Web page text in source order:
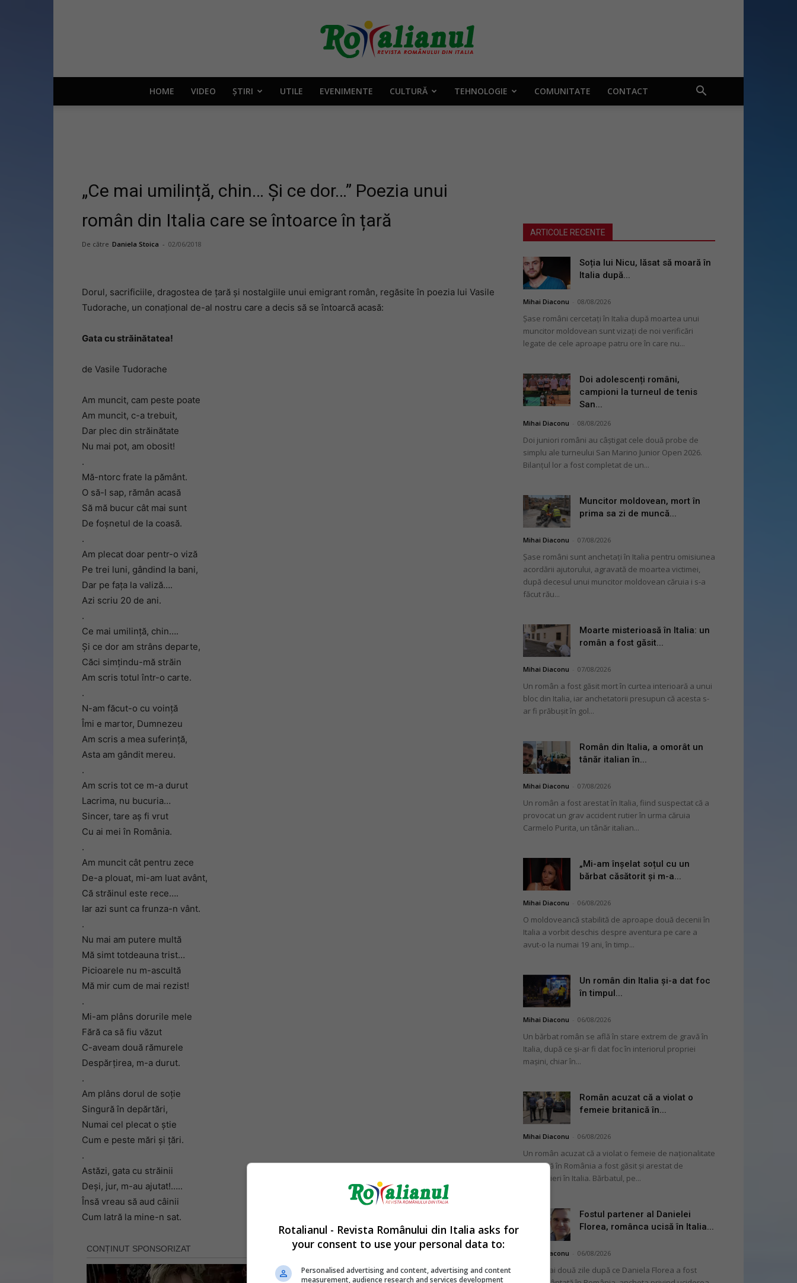
Rotalianul
HOME VIDEO ȘTIRI UTILE EVENIMENTE CULTURĂ TEHNOLOGIE COMUNITATE CONTACT
„Ce mai umilință, chin… Și ce dor…” Poezia unui
român din Italia care se întoarce în țară
De către Daniela Stoica - 02/06/2018
Dorul, sacrificiile, dragostea de țară și nostalgiile unui emigrant român, regăsite în poezia lui Vasile
Tudorache, un conațional de-al nostru care a decis să se întoarcă acasă:
Gata cu străinătatea!
de Vasile Tudorache
Am muncit, cam peste poate
Am muncit, c-a trebuit,
Dar plec din străinătate
Nu mai pot, am obosit!
.
Mă-ntorc frate la pământ.
O să-l sap, rămân acasă
Să mă bucur cât mai sunt
De foșnetul de la coasă.
.
Am plecat doar pentr-o viză
Pe trei luni, gândind la bani,
Dar pe fața la valiză….
Azi scriu 20 de ani.
.
Ce mai umilință, chin….
Și ce dor am strâns departe,
Căci simțindu-mă străin
Am scris totul într-o carte.
.
N-am făcut-o cu voință
Îmi e martor, Dumnezeu
Am scris a mea suferință,
Asta am gândit mereu.
.
Am scris tot ce m-a durut
Lacrima, nu bucuria…
Sincer, tare aș fi vrut
Cu ai mei în România.
.
Am muncit cât pentru zece
De-a plouat, mi-am luat avânt,
Că străinul este rece….
Iar azi sunt ca frunza-n vânt.
.
Nu mai am putere multă
Mă simt totdeauna trist…
Picioarele nu m-ascultă
Mă mir cum de mai rezist!
.
Mi-am plâns dorurile mele
Fără ca să fiu văzut
C-aveam două rămurele
Despărțirea, m-a durut.
.
Am plâns dorul de soție
Singură în depărtări,
Numai cel plecat o știe
Cum e peste mări și țări.
.
Astăzi, gata cu străinii
Deși, jur, m-au ajutat!…..
Însă vreau să aud câinii
Cum latră la mine-n sat.
ARTICOLE RECENTE
Soția lui Nicu, lăsat să moară în
Italia după...
Mihai Diaconu 08/08/2026
Șase români cercetați în Italia după moartea unui
muncitor moldovean sunt vizați de noi verificări
legate de cele aproape patru ore în care nu...
Doi adolescenți români,
campioni la turneul de tenis
San...
Mihai Diaconu 08/08/2026
Doi juniori români au câștigat cele două probe de
simplu ale turneului San Marino Junior Open 2026.
Bilanțul lor a fost completat de un...
Muncitor moldovean, mort în
prima sa zi de muncă...
Mihai Diaconu 07/08/2026
Șase români sunt anchetați în Italia pentru omisiunea
acordării ajutorului, agravată de moartea victimei,
după decesul unui muncitor moldovean căruia i s-a
făcut rău...
Moarte misterioasă în Italia: un
român a fost găsit...
Mihai Diaconu 07/08/2026
Un român a fost găsit mort în curtea interioară a unui
bloc din Italia, iar anchetatorii presupun că acesta s-
ar fi prăbușit în gol...
Român din Italia, a omorât un
tânăr italian în...
Mihai Diaconu 07/08/2026
Un român a fost arestat în Italia, fiind suspectat că a
provocat un grav accident rutier în urma căruia
Carmelo Purita, un tânăr italian...
„Mi-am înșelat soțul cu un
bărbat căsătorit și m-a...
Mihai Diaconu 06/08/2026
O moldoveancă stabilită de aproape două decenii în
Italia a vorbit deschis despre aventura pe care a
avut-o la numai 19 ani, în timp...
Un român din Italia și-a dat foc
în timpul...
Mihai Diaconu 06/08/2026
Un bărbat român se află în stare extrem de gravă în
Italia, după ce și-ar fi dat foc în interiorul propriei
mașini, chiar în...
Român acuzat că a violat o
femeie britanică în...
Mihai Diaconu 06/08/2026
Un român acuzat că a violat o femeie de naționalitate
britanică în România a fost găsit și arestat de
carabinieri în Italia. Bărbatul, pe...
Fostul partener al Danielei
Florea, românca ucisă în Italia...
Mihai Diaconu 06/08/2026
La numai două zile după ce Daniela Florea a fost
Rotalianul - Revista Românului din Italia asks for
your consent to use your personal data to:
Personalised advertising and content, advertising and content
measurement, audience research and services development